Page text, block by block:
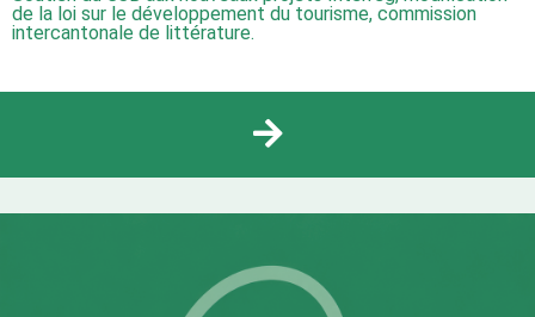
de la loi sur le développement du tourisme, commission
intercantonale de littérature.